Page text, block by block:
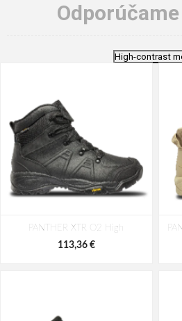
High-contrast
PANTHER XTR O2 High
113,36 €